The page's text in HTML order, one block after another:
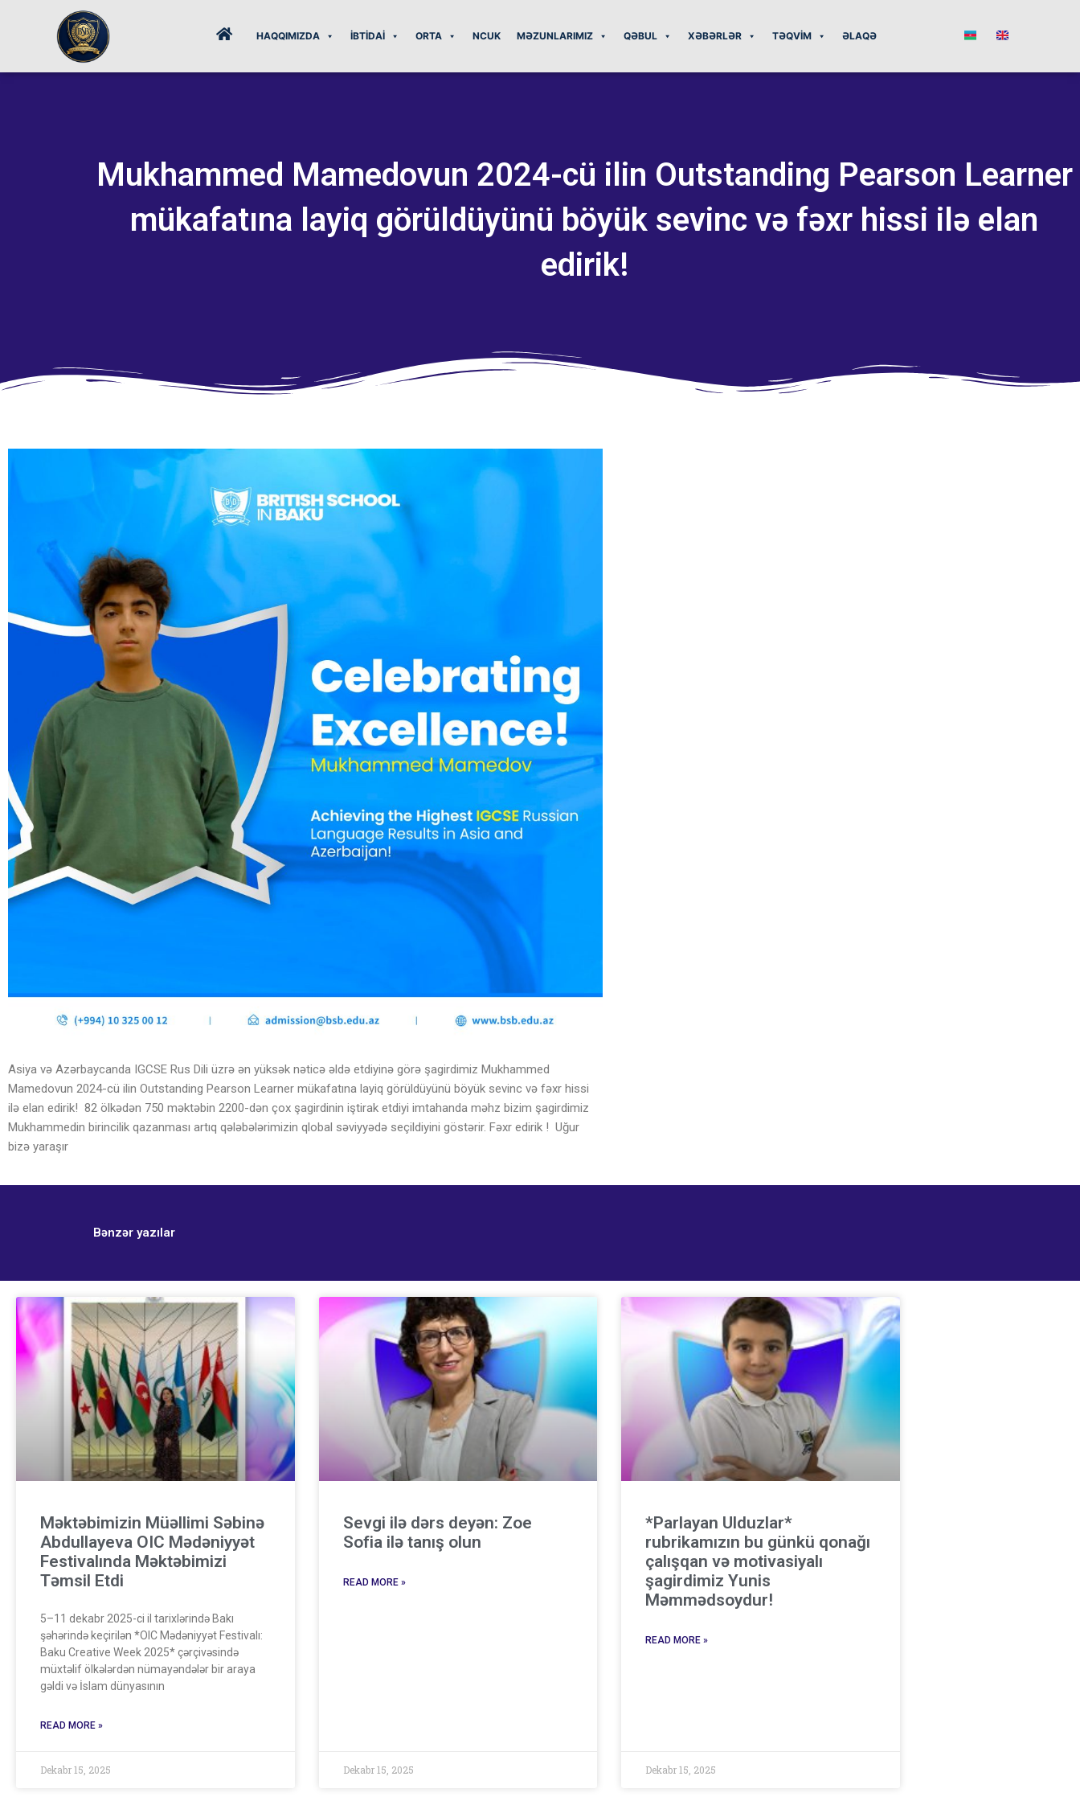
HAQQIMIZDA İBTIDAI ORTA NCUK MƏZUNLARIMIZ QƏBUL XƏBƏRLƏR TƏQVIM ƏLAQƏ
Mukhammed Mamedovun 2024-cü ilin Outstanding Pearson Learner
mükafatına layiq görüldüyünü böyük sevinc və fəxr hissi ilə elan
edirik!
Asiya və Azərbaycanda IGCSE Rus Dili üzrə ən yüksək nəticə əldə etdiyinə görə şagirdimiz Mukhammed
Mamedovun 2024-cü ilin Outstanding Pearson Learner mükafatına layiq görüldüyünü böyük sevinc və fəxr hissi
ilə elan edirik! 82 ölkədən 750 məktəbin 2200-dən çox şagirdinin iştirak etdiyi imtahanda məhz bizim şagirdimiz
Mukhammedin birincilik qazanması artıq qələbələrimizin qlobal səviyyədə seçildiyini göstərir. Fəxr edirik ! Uğur
bizə yaraşır
Bənzər yazılar
Məktəbimizin Müəllimi Səbinə
Abdullayeva OIC Mədəniyyət
Festivalında Məktəbimizi
Təmsil Etdi
5–11 dekabr 2025-ci il tarixlərində Bakı
şəhərində keçirilən *OIC Mədəniyyət Festivalı:
Baku Creative Week 2025* çərçivəsində
müxtəlif ölkələrdən nümayəndələr bir araya
gəldi və İslam dünyasının
READ MORE »
Dekabr 15, 2025
Sevgi ilə dərs deyən: Zoe
Sofia ilə tanış olun
READ MORE »
Dekabr 15, 2025
*Parlayan Ulduzlar*
rubrikamızın bu günkü qonağı
çalışqan və motivasiyalı
şagirdimiz Yunis
Məmmədsoydur!
READ MORE »
Dekabr 15, 2025